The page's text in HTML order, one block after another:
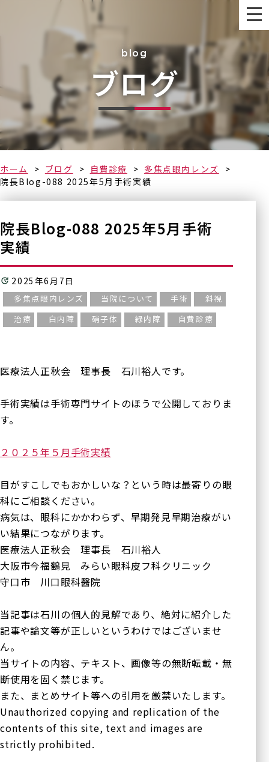
なるべく早く
ブログ
blog
ホーム ブログ 自費診療
多焦点眼内レンズ
院長Blog-088 2025年5月手術実績
院長Blog-088 2025年5月手術
実績
2025年6月7日
多焦点眼内レンズ 当院について 手術
斜視
治療
白内障 硝子体 緑内障 自費診療
医療法人正秋会 理事長 石川裕人です。
手術実績は手術専門サイトのほうで公開しておりま
す。
２０２５年５ 月手術実績
目がすこしでもおかしいな？という時は最寄りの眼
科にご相談ください。
病気は、眼科にかかわらず、早期発見早期治療がい
い結果につながります。
医療法人正秋会 理事長 石川裕人
大阪市今福鶴見 みらい眼科皮フ科クリニック
守口市 川口眼科醫院
当記事は石川の個人的見解であり、絶対に紹介した
記事や論文等が正しいというわけではございませ
ん。
当サイトの内容、テキスト、画像等の無断転載・無
断使用を固く禁じます。
また、まとめサイト等への引用を厳禁いたします。
Unauthorized copying and replication of the
contents of this site, text and images are
strictly prohibited.